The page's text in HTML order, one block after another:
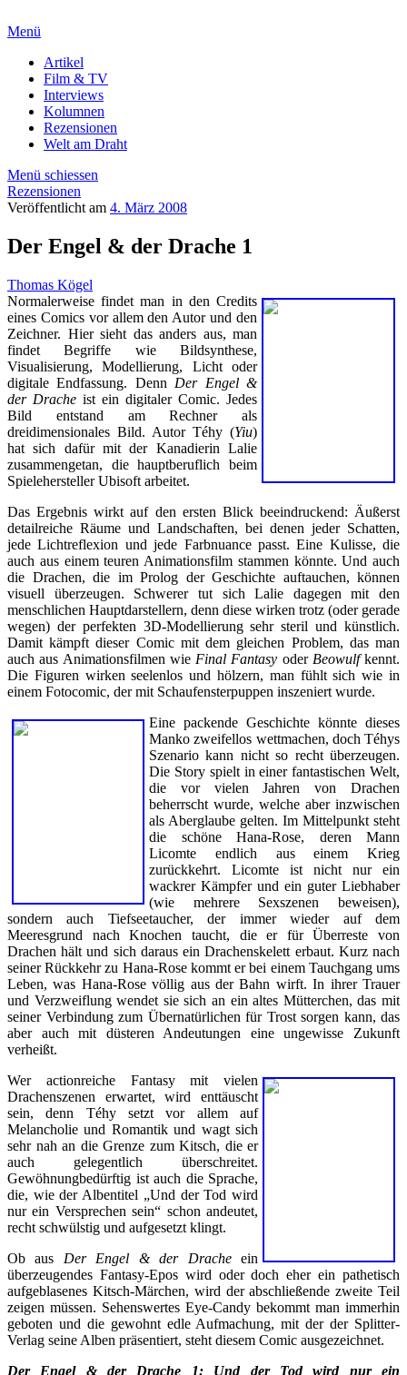
Menü
Artikel
Film & TV
Interviews
Kolumnen
Rezensionen
Welt am Draht
Menü schiessen
Rezensionen
Veröffentlicht am 4. März 2008
Der Engel & der Drache 1
Thomas Kögel
Normalerweise findet man in den Credits
eines Comics vor allem den Autor und den
Zeichner. Hier sieht das anders aus, man
findet Begriffe wie Bildsynthese,
Visualisierung, Modellierung, Licht oder
digitale Endfassung. Denn Der Engel &
der Drache ist ein digitaler Comic. Jedes
Bild entstand am Rechner als
dreidimensionales Bild. Autor Téhy (Yiu)
hat sich dafür mit der Kanadierin Lalie
zusammengetan, die hauptberuflich beim
Spielehersteller Ubisoft arbeitet.
Das Ergebnis wirkt auf den ersten Blick beeindruckend: Äußerst
detailreiche Räume und Landschaften, bei denen jeder Schatten,
jede Lichtreflexion und jede Farbnuance passt. Eine Kulisse, die
auch aus einem teuren Animationsfilm stammen könnte. Und auch
die Drachen, die im Prolog der Geschichte auftauchen, können
visuell überzeugen. Schwerer tut sich Lalie dagegen mit den
menschlichen Hauptdarstellern, denn diese wirken trotz (oder gerade
wegen) der perfekten 3D-Modellierung sehr steril und künstlich.
Damit kämpft dieser Comic mit dem gleichen Problem, das man
auch aus Animationsfilmen wie Final Fantasy oder Beowulfkennt.
Die Figuren wirken seelenlos und hölzern, man fühlt sich wie in
einem Fotocomic, der mit Schaufensterpuppen inszeniert wurde.
Eine packende Geschichte könnte dieses
Manko zweifellos wettmachen, doch Téhys
Szenario kann nicht so recht überzeugen.
Die Story spielt in einer fantastischen Welt,
die vor vielen Jahren von Drachen
beherrscht wurde, welche aber inzwischen
als Aberglaube gelten. Im Mittelpunkt steht
die schöne Hana-Rose, deren Mann
Licomte endlich aus einem Krieg
zurückkehrt. Licomte ist nicht nur ein
wackrer Kämpfer und ein guter Liebhaber
(wie mehrere Sexszenen beweisen),
sondern auch Tiefseetaucher, der immer wieder auf dem
Meeresgrund nach Knochen taucht, die er für Überreste von
Drachen hält und sich daraus ein Drachenskelett erbaut. Kurz nach
seiner Rückkehr zu Hana-Rose kommt er bei einem Tauchgang ums
Leben, was Hana-Rose völlig aus der Bahn wirft. In ihrer Trauer
und Verzweiflung wendet sie sich an ein altes Mütterchen, das mit
seiner Verbindung zum Übernatürlichen für Trost sorgen kann, das
aber auch mit düsteren Andeutungen eine ungewisse Zukunft
verheißt.
Wer actionreiche Fantasy mit vielen
Drachenszenen erwartet, wird enttäuscht
sein, denn Téhy setzt vor allem auf
Melancholie und Romantik und wagt sich
sehr nah an die Grenze zum Kitsch, die er
auch gelegentlich überschreitet.
Gewöhnungbedürftig ist auch die Sprache,
die, wie der Albentitel „Und der Tod wird
nur ein Versprechen sein“ schon andeutet,
recht schwülstig und aufgesetzt klingt.
Ob aus Der Engel & der Dracheein
überzeugendes Fantasy-Epos wird oder doch eher ein pathetisch
aufgeblasenes Kitsch-Märchen, wird der abschließende zweite Teil
zeigen müssen. Sehenswertes Eye-Candy bekommt man immerhin
geboten und die gewohnt edle Aufmachung, mit der der Splitter-
Verlag seine Alben präsentiert, steht diesem Comic ausgezeichnet.
Der Engel & der Drache 1: Und der Tod wird nur ein